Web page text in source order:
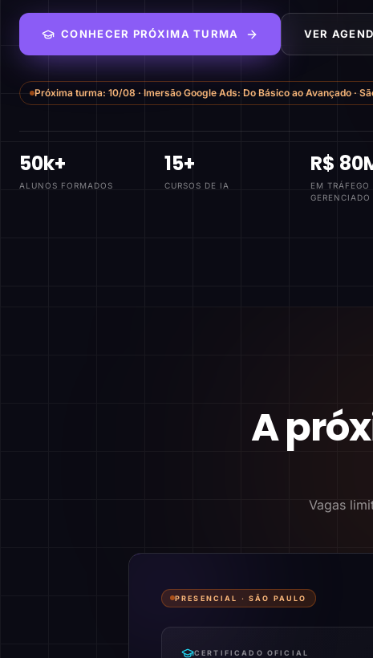
CONHECER PRÓXIMA TURMA VER
Próxima turma: 10/08 · Imersão Google Ads: Do Básico ao Avançado ·
50k+
ALUNOS FORMADOS
15+
CURSOS DE IA
R$
EM TRÁFEGO
GERENCIADO
A
Vagas
PRESENCIAL ·SÃO PAULO
CERTIFICADO OFICIAL